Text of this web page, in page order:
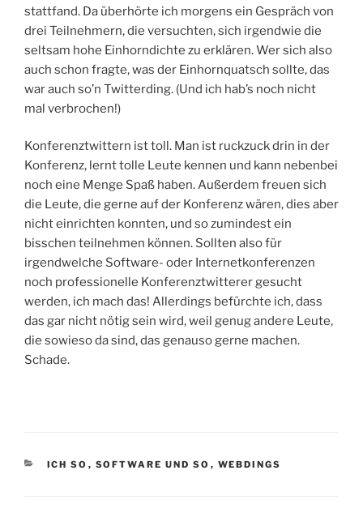
stattfand. Da überhörte ich morgens ein Gespräch von
drei Teilnehmern, die versuchten, sich irgendwie die
seltsam hohe Einhorndichte zu erklären. Wer sich also
auch schon fragte, was der Einhornquatsch sollte, das
war auch so’n Twitterding. (Und ich hab’s noch nicht
mal verbrochen!)
Konferenztwittern ist toll. Man ist ruckzuck drin in der
Konferenz, lernt tolle Leute kennen und kann nebenbei
noch eine Menge Spaß haben. Außerdem freuen sich
die Leute, die gerne auf der Konferenz wären, dies aber
nicht einrichten konnten, und so zumindest ein
bisschen teilnehmen können. Sollten also für
irgendwelche Software- oder Internetkonferenzen
noch professionelle Konferenztwitterer gesucht
werden, ich mach das! Allerdings befürchte ich, dass
das gar nicht nötig sein wird, weil genug andere Leute,
die sowieso da sind, das genauso gerne machen.
Schade.
KATEGORIEN
ICH SO , SOFTWARE UND SO , WEBDINGS